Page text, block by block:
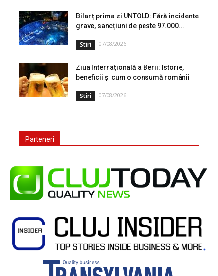
Bilanț prima zi UNTOLD: Fără incidente
grave, sancțiuni de peste 97.000...
Stiri 07/08/2026
Ziua Internațională a Berii: Istorie,
beneficii și cum o consumă românii
Stiri 07/08/2026
Parteneri